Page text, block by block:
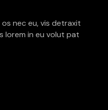
nec eu, vis detraxit
lorem in eu volut pat